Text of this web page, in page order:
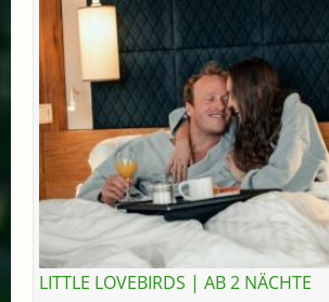
LITTLE LOVEBIRDS | AB 2 NÄCHTE